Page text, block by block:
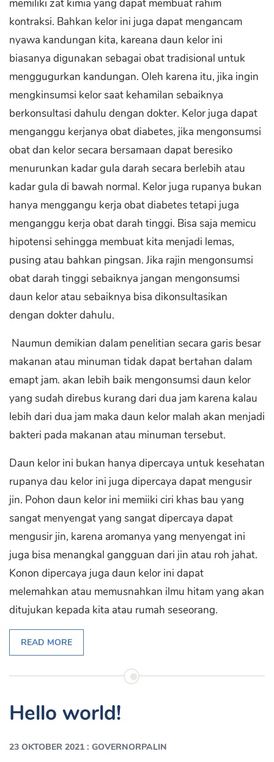
memiliki zat kimia yang dapat membuat rahim
kontraksi. Bahkan kelor ini juga dapat mengancam
nyawa kandungan kita, kareana daun kelor ini
biasanya digunakan sebagai obat tradisional untuk
menggugurkan kandungan. Oleh karena itu, jika ingin
mengkinsumsi kelor saat kehamilan sebaiknya
berkonsultasi dahulu dengan dokter. Kelor juga dapat
menganggu kerjanya obat diabetes, jika mengonsumsi
obat dan kelor secara bersamaan dapat beresiko
menurunkan kadar gula darah secara berlebih atau
kadar gula di bawah normal. Kelor juga rupanya bukan
hanya menggangu kerja obat diabetes tetapi juga
menganggu kerja obat darah tinggi. Bisa saja memicu
hipotensi sehingga membuat kita menjadi lemas,
pusing atau bahkan pingsan. Jika rajin mengonsumsi
obat darah tinggi sebaiknya jangan mengonsumsi
daun kelor atau sebaiknya bisa dikonsultasikan
dengan dokter dahulu.
Naumun demikian dalam penelitian secara garis besar
makanan atau minuman tidak dapat bertahan dalam
emapt jam. akan lebih baik mengonsumsi daun kelor
yang sudah direbus kurang dari dua jam karena kalau
lebih dari dua jam maka daun kelor malah akan menjadi
bakteri pada makanan atau minuman tersebut.
Daun kelor ini bukan hanya dipercaya untuk kesehatan
rupanya dau kelor ini juga dipercaya dapat mengusir
jin. Pohon daun kelor ini memiiki ciri khas bau yang
sangat menyengat yang sangat dipercaya dapat
mengusir jin, karena aromanya yang menyengat ini
juga bisa menangkal gangguan dari jin atau roh jahat.
Konon dipercaya juga daun kelor ini dapat
melemahkan atau memusnahkan ilmu hitam yang akan
ditujukan kepada kita atau rumah seseorang.
READ MORE
Hello world!
23 OKTOBER 2021 : GOVERNORPALIN